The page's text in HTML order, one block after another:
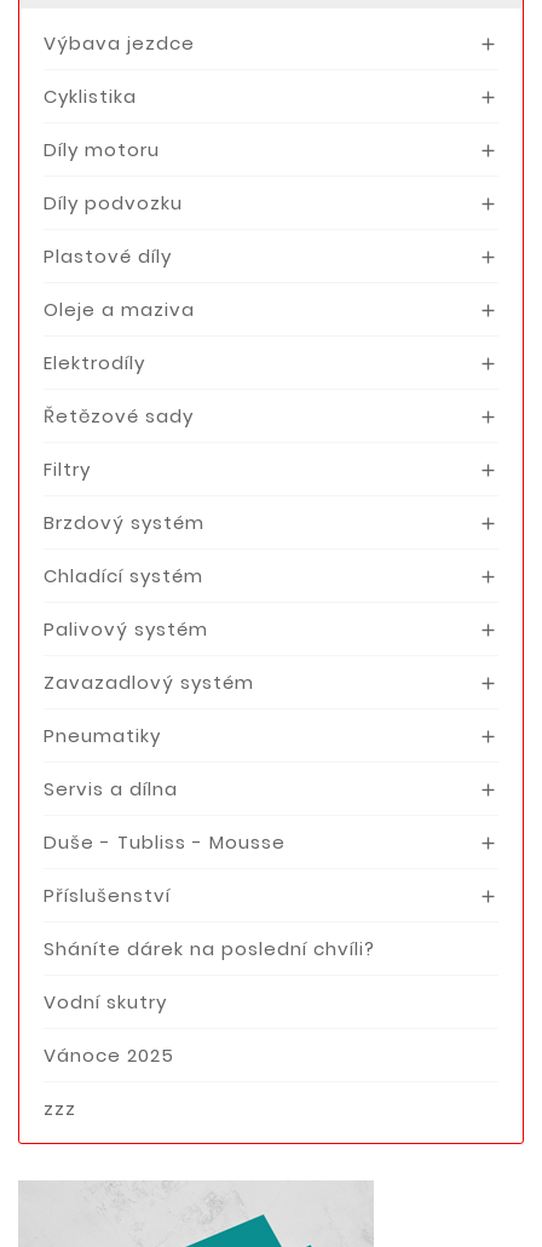
Výbava jezdce 
Cyklistika 
Díly motoru 
Díly podvozku 
Plastové díly 
Oleje a maziva 
Elektrodíly 
Řetězové sady 
Filtry 
Brzdový systém 
Chladící systém 
Palivový systém 
Zavazadlový systém 
Pneumatiky 
Servis a dílna 
Duše - Tubliss - Mousse 
Příslušenství 
Sháníte dárek na poslední chvíli?
Vodní skutry
Vánoce 2025
zzz